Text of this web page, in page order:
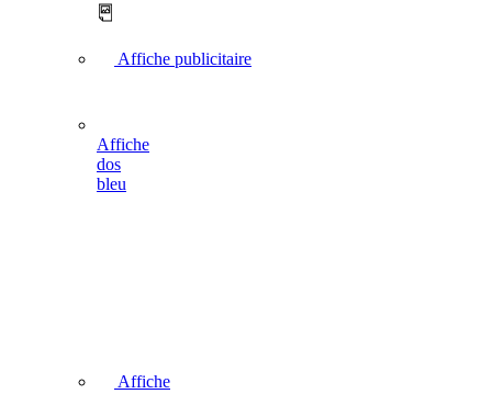
Affiche
Affiche
dos
bleu
Affiche publicitaire